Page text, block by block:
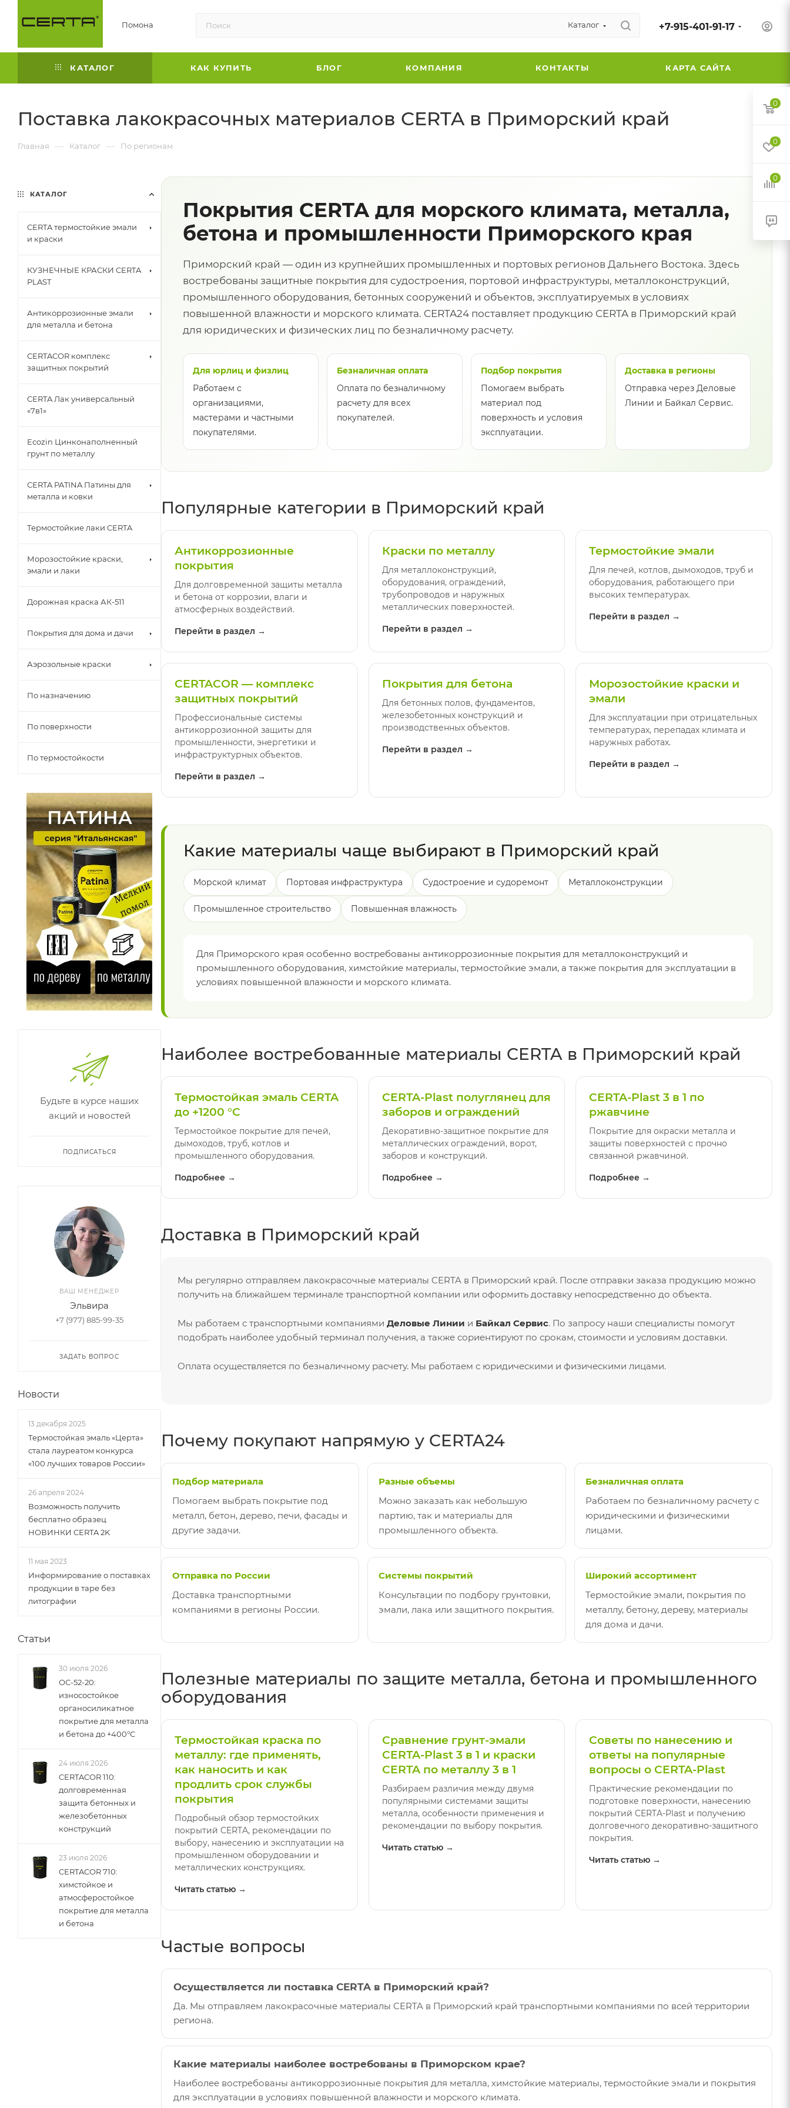
Помона Каталог +7-915-401-91-17
КАТАЛОГ КАК КУПИТЬ БЛОГ КОМПАНИЯ КОНТАКТЫ КАРТА САЙТА
Поставка лакокрасочных материалов CERTA в Приморский край
Главная — Каталог — По регионам
Покрытия CERTA для морского климата, металла,
бетона и промышленности Приморского края
Приморский край — один из крупнейших промышленных и портовых регионов Дальнего Востока. Здесь
востребованы защитные покрытия для судостроения, портовой инфраструктуры, металлоконструкций,
промышленного оборудования, бетонных сооружений и объектов, эксплуатируемых в условиях
повышенной влажности и морского климата. CERTA24 поставляет продукцию CERTA в Приморский край
для юридических и физических лиц по безналичному расчету.
Для юрлиц и физлиц
Работаем с
организациями,
мастерами и частными
покупателями.
Безналичная оплата
Оплата по безналичному
расчету для всех
покупателей.
Подбор покрытия
Помогаем выбрать
материал под
поверхность и условия
эксплуатации.
Доставка в регионы
Отправка через Деловые
Линии и Байкал Сервис.
Популярные категории в Приморский край
Антикоррозионные
покрытия
Для долговременной защиты металла
и бетона от коррозии, влаги и
атмосферных воздействий.
Перейти в раздел →
Краски по металлу
Для металлоконструкций,
оборудования, ограждений,
трубопроводов и наружных
металлических поверхностей.
Перейти в раздел →
Термостойкие эмали
Для печей, котлов, дымоходов, труб и
оборудования, работающего при
высоких температурах.
Перейти в раздел →
CERTACOR — комплекс
защитных покрытий
Профессиональные системы
антикоррозионной защиты для
промышленности, энергетики и
инфраструктурных объектов.
Перейти в раздел →
Покрытия для бетона
Для бетонных полов, фундаментов,
железобетонных конструкций и
производственных объектов.
Перейти в раздел →
Морозостойкие краски и
эмали
Для эксплуатации при отрицательных
температурах, перепадах климата и
наружных работах.
Перейти в раздел →
Какие материалы чаще выбирают в Приморский край
Морской климат Портовая инфраструктура Судостроение и судоремонт Металлоконструкции
Промышленное строительство Повышенная влажность
Для Приморского края особенно востребованы антикоррозионные покрытия для металлоконструкций и
промышленного оборудования, химстойкие материалы, термостойкие эмали, а также покрытия для эксплуатации в
условиях повышенной влажности и морского климата.
Наиболее востребованные материалы CERTA в Приморский край
Термостойкая эмаль CERTA
до +1200 °C
Термостойкое покрытие для печей,
дымоходов, труб, котлов и
промышленного оборудования.
Подробнее →
CERTA-Plast полуглянец для
заборов и ограждений
Декоративно-защитное покрытие для
металлических ограждений, ворот,
заборов и конструкций.
Подробнее →
CERTA-Plast 3 в 1 по
ржавчине
Покрытие для окраски металла и
защиты поверхностей с прочно
связанной ржавчиной.
Подробнее →
Доставка в Приморский край
Мы регулярно отправляем лакокрасочные материалы CERTA в Приморский край. После отправки заказа продукцию можно
получить на ближайшем терминале транспортной компании или оформить доставку непосредственно до объекта.
Мы работаем с транспортными компаниями Деловые Линии и Байкал Сервис. По запросу наши специалисты помогут
подобрать наиболее удобный терминал получения, а также сориентируют по срокам, стоимости и условиям доставки.
Оплата осуществляется по безналичному расчету. Мы работаем с юридическими и физическими лицами.
Почему покупают напрямую у CERTA24
Подбор материала
Помогаем выбрать покрытие под
металл, бетон, дерево, печи, фасады и
другие задачи.
Разные объемы
Можно заказать как небольшую
партию, так и материалы для
промышленного объекта.
Безналичная оплата
Работаем по безналичному расчету с
юридическими и физическими
лицами.
Отправка по России
Доставка транспортными
компаниями в регионы России.
Системы покрытий
Консультации по подбору грунтовки,
эмали, лака или защитного покрытия.
Широкий ассортимент
Термостойкие эмали, покрытия по
металлу, бетону, дереву, материалы
для дома и дачи.
Полезные материалы по защите металла, бетона и промышленного
оборудования
Термостойкая краска по
металлу: где применять,
как наносить и как
продлить срок службы
покрытия
Подробный обзор термостойких
покрытий CERTA, рекомендации по
выбору, нанесению и эксплуатации на
промышленном оборудовании и
металлических конструкциях.
Читать статью →
Сравнение грунт-эмали
CERTA-Plast 3 в 1 и краски
CERTA по металлу 3 в 1
Разбираем различия между двумя
популярными системами защиты
металла, особенности применения и
рекомендации по выбору покрытия.
Читать статью →
Советы по нанесению и
ответы на популярные
вопросы о CERTA-Plast
Практические рекомендации по
подготовке поверхности, нанесению
покрытий CERTA-Plast и получению
долговечного декоративно-защитного
покрытия.
Читать статью →
Частые вопросы
Осуществляется ли поставка CERTA в Приморский край?
Да. Мы отправляем лакокрасочные материалы CERTA в Приморский край транспортными компаниями по всей территории
региона.
Какие материалы наиболее востребованы в Приморском крае?
Наиболее востребованы антикоррозионные покрытия для металла, химстойкие материалы, термостойкие эмали и покрытия
для эксплуатации в условиях повышенной влажности и морского климата.
КАТАЛОГ
CERTA термостойкие эмали
и краски
КУЗНЕЧНЫЕ КРАСКИ CERTA
PLAST
Антикоррозионные эмали
для металла и бетона
CERTACOR комплекс
защитных покрытий
CERTA Лак универсальный
«7в1»
Ecozin Цинконаполненный
грунт по металлу
CERTA PATINA Патины для
металла и ковки
Термостойкие лаки CERTA
Морозостойкие краски,
эмали и лаки
Дорожная краска АК-511
Покрытия для дома и дачи
Аэрозольные краски
По назначению
По поверхности
По термостойкости
Будьте в курсе наших
акций и новостей
ПОДПИСАТЬСЯ
ВАШ МЕНЕДЖЕР
Эльвира
+7 (977) 885-99-35
ЗАДАТЬ ВОПРОС
Новости
13 декабря 2025
Термостойкая эмаль «Церта»
стала лауреатом конкурса
«100 лучших товаров России»
26 апреля 2024
Возможность получить
бесплатно образец
НОВИНКИ CERTA 2K
11 мая 2023
Информирование о поставках
продукции в таре без
литографии
Статьи
30 июля 2026
ОС-52-20:
износостойкое
органосиликатное
покрытие для металла
и бетона до +400°С
24 июля 2026
CERTACOR 110:
долговременная
защита бетонных и
железобетонных
конструкций
23 июля 2026
CERTACOR 710:
химстойкое и
атмосферостойкое
покрытие для металла
и бетона
0
0
0